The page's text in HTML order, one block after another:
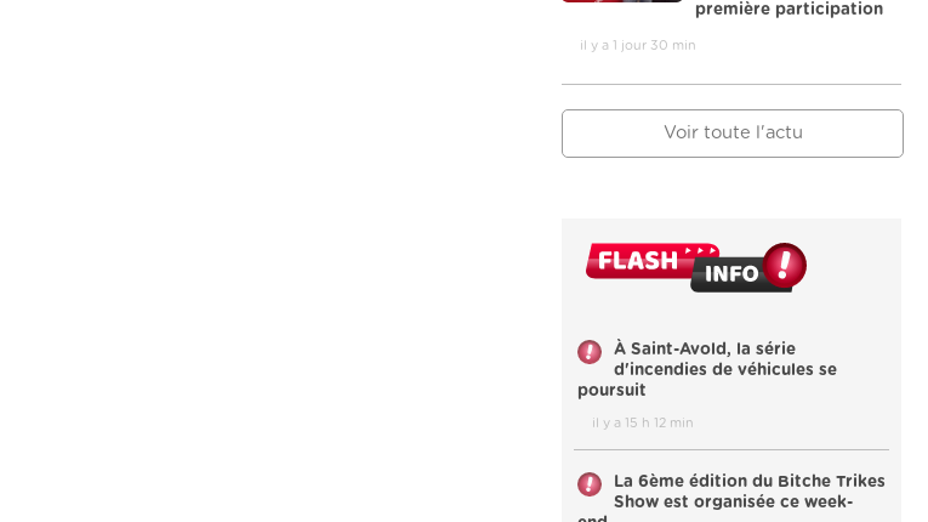
première participation
il y a 1 jour 30 min
Voir toute l'actu
À Saint-Avold, la série
d'incendies de véhicules se
poursuit
il y a 15 h 12 min
La 6ème édition du Bitche Trikes
Show est organisée ce week-